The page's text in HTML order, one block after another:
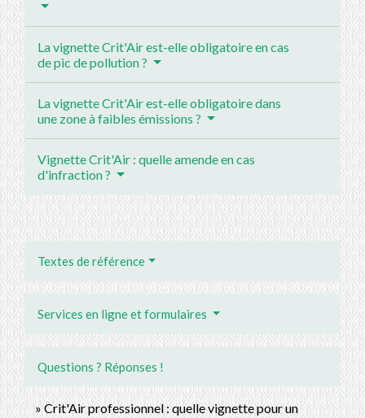
La vignette Crit'Air est-elle obligatoire en cas
de pic de pollution ?
La vignette Crit'Air est-elle obligatoire dans
une zone à faibles émissions ?
Vignette Crit'Air : quelle amende en cas
d'infraction ?
Textes de référence
Services en ligne et formulaires
Questions ? Réponses !
Crit'Air professionnel : quelle vignette pour un